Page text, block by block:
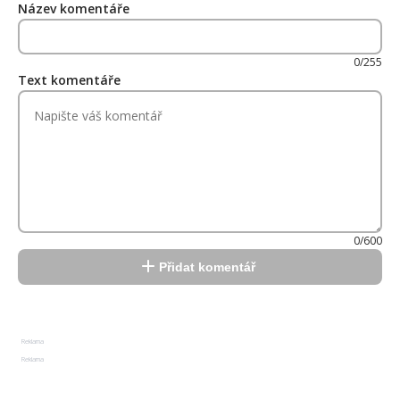
Název komentáře
0/255
Text komentáře
0/600
Přidat komentář
Reklama
Reklama